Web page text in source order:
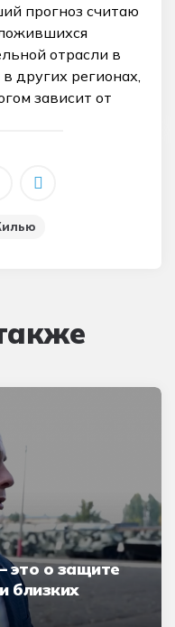
прогноз считаю
отрасли в
других регионах,
зависит от
— заявляет он.
это о защите
близких